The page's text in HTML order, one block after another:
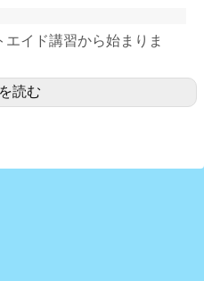
イド講習から始まりま
読む